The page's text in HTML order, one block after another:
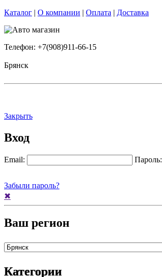
Каталог | О компании | Оплата | Доставка
Телефон: +7(908)911-66-15
Брянск
Закрыть
Вход
Email: Пароль:
Забыли пароль?
✖
Ваш регион
Категории